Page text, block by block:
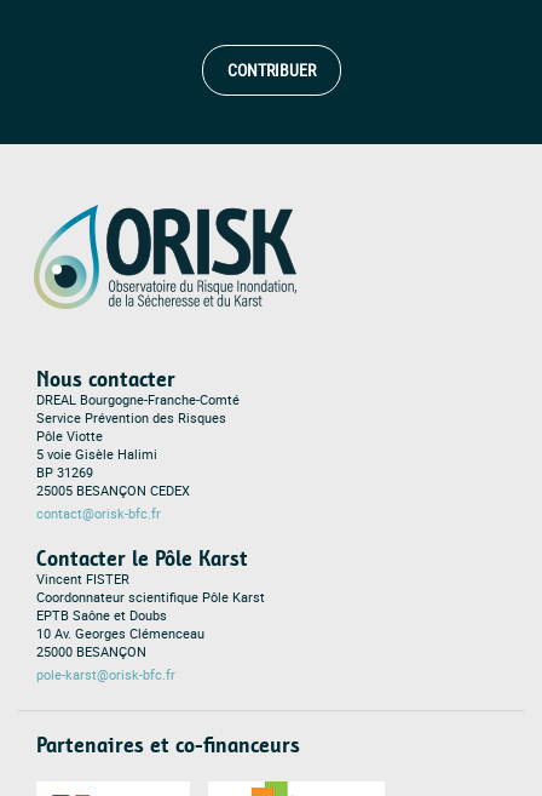
CONTRIBUER
Nous contacter
DREAL Bourgogne-Franche-Comté
Service Prévention des Risques
Pôle Viotte
5 voie Gisèle Halimi
BP 31269
25005 BESANÇON CEDEX
contact@orisk-bfc.fr
Contacter le Pôle Karst
Vincent FISTER
Coordonnateur scientifique Pôle Karst
EPTB Saône et Doubs
10 Av. Georges Clémenceau
25000 BESANÇON
pole-karst@orisk-bfc.fr
Partenaires et co-financeurs